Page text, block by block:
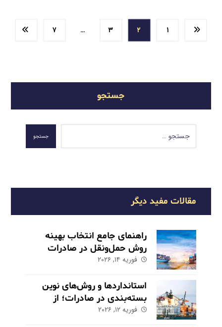
۱ ۲ ۳ … ۷
جستجو
جستجو
مقالات مفید دیگر
راهنمای جامع انتخاب بهینه
روش حمل‌ونقل در صادرات
فوریه ۱۴, ۲۰۲۶
استانداردها و روش‌های نوین
بسته‌بندی در صادرات؛ از
حفاظت تا بازاریابی
فوریه ۱۲, ۲۰۲۶